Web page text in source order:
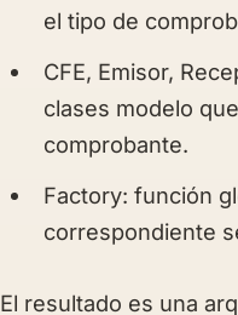
el tipo de
CFE, Emisor,
clases modelo
comprobante.
Factory: función
correspondiente
El resultado es una